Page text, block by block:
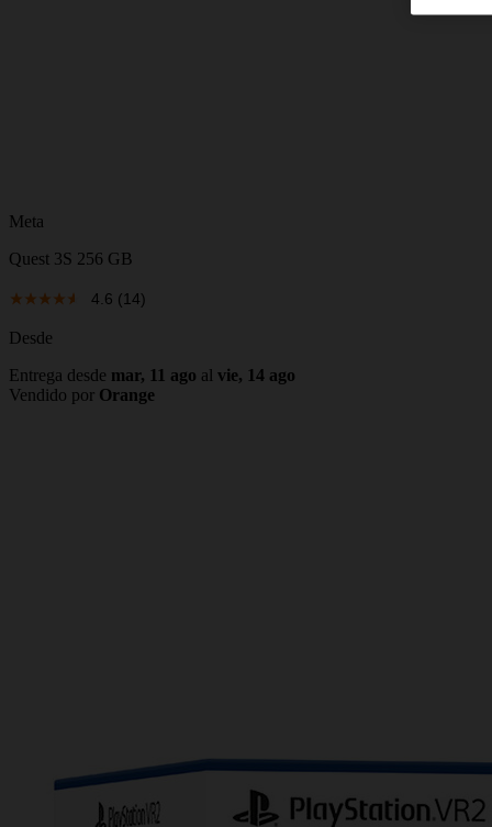
Meta
Quest 3S 256 GB
4.6 (14)
Desde
Entrega desde mar, 11 ago al vie, 14 ago
Vendido por Orange